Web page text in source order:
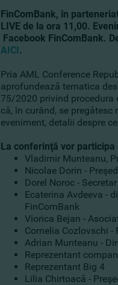
FinComBank, în
LIVE de la ora 11,00.
Facebook FinComBank.
AICI.
Pria AML Conference
aprofundează tematica
75/2020 privind procedura
că, în curând, se
eveniment, detalii despre
La conferinţă vor participa
Vladimir Munteanu,
Nicolae Dorin -
Dorel Noroc -
Ecaterina Avdeeva -
FinComBank
Viorica Bejan -
Cornelia Cozlovschi
Adrian Munteanu -
Reprezentant
Reprezentant Big 4
Lilia Chirtoacă -